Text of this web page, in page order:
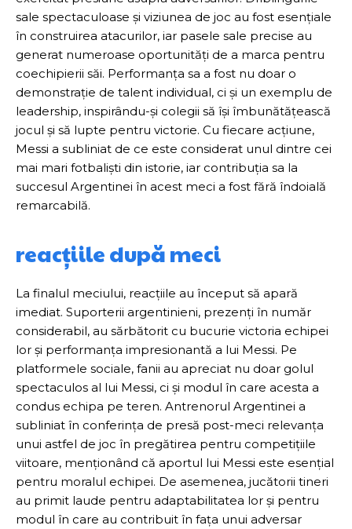
sale spectaculoase și viziunea de joc au fost esențiale
în construirea atacurilor, iar pasele sale precise au
generat numeroase oportunități de a marca pentru
coechipierii săi. Performanța sa a fost nu doar o
demonstrație de talent individual, ci și un exemplu de
leadership, inspirându-și colegii să își îmbunătățească
jocul și să lupte pentru victorie. Cu fiecare acțiune,
Messi a subliniat de ce este considerat unul dintre cei
mai mari fotbaliști din istorie, iar contribuția sa la
succesul Argentinei în acest meci a fost fără îndoială
remarcabilă.
reacțiile după meci
La finalul meciului, reacțiile au început să apară
imediat. Suporterii argentinieni, prezenți în număr
considerabil, au sărbătorit cu bucurie victoria echipei
lor și performanța impresionantă a lui Messi. Pe
platformele sociale, fanii au apreciat nu doar golul
spectaculos al lui Messi, ci și modul în care acesta a
condus echipa pe teren. Antrenorul Argentinei a
subliniat în conferința de presă post-meci relevanța
unui astfel de joc în pregătirea pentru competițiile
viitoare, menționând că aportul lui Messi este esențial
pentru moralul echipei. De asemenea, jucătorii tineri
au primit laude pentru adaptabilitatea lor și pentru
modul în care au contribuit în fața unui adversar